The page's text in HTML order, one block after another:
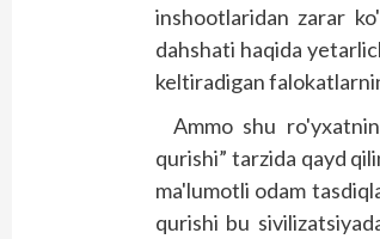
inshootlaridan zarar
dahshati haqida
keltiradigan
Ammo shu
qurishi” tarzida qayd
ma'lumotli odam
qurishi bu